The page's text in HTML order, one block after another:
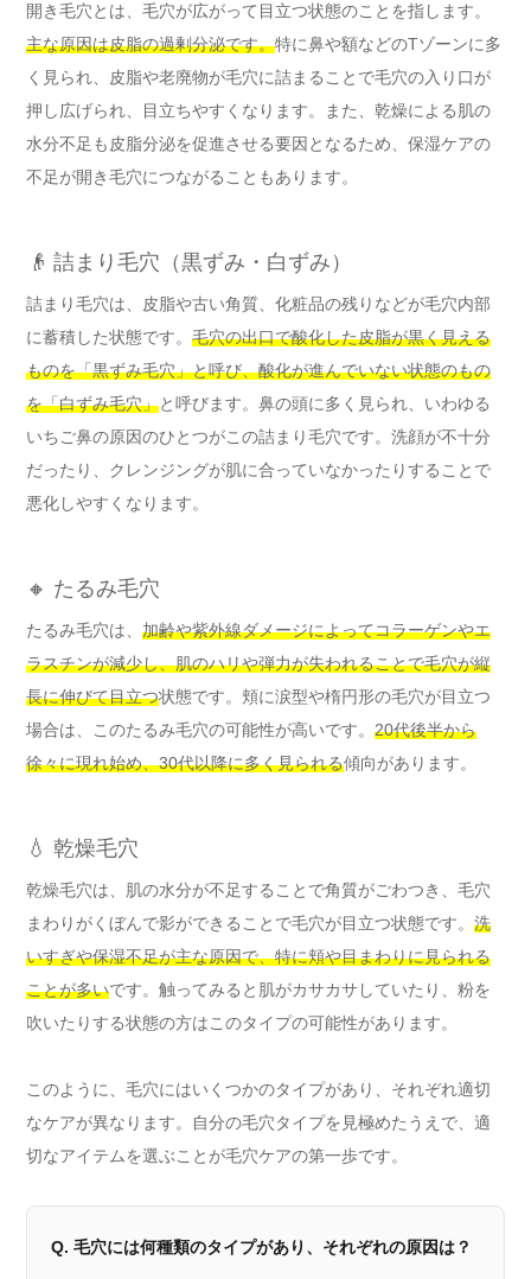
開き毛穴とは、毛穴が広がって目立つ状態のことを指します。
主な原因は皮脂の過剰分泌です。特に鼻や額などのTゾーンに多
く見られ、皮脂や老廃物が毛穴に詰まることで毛穴の入り口が
押し広げられ、目立ちやすくなります。また、乾燥による肌の
水分不足も皮脂分泌を促進させる要因となるため、保湿ケアの
不足が開き毛穴につながることもあります。
👴 詰まり毛穴（黒ずみ・白ずみ）
詰まり毛穴は、皮脂や古い角質、化粧品の残りなどが毛穴内部
に蓄積した状態です。 毛穴の出口で酸化した皮脂が黒く見える
ものを「黒ずみ毛穴」と呼び、酸化が進んでいない状態のもの
を「白ずみ毛穴」と呼びます。鼻の頭に多く見られ、いわゆる
いちご鼻の原因のひとつがこの詰まり毛穴です。洗顔が不十分
だったり、クレンジングが肌に合っていなかったりすることで
悪化しやすくなります。
🔸 たるみ毛穴
たるみ毛穴は、 加齢や紫外線ダメージによってコラーゲンやエ
ラスチンが減少し、肌のハリや弾力が失われることで毛穴が縦
長に伸びて目立つ状態です。頬に涙型や楕円形の毛穴が目立つ
場合は、このたるみ毛穴の可能性が高いです。 20代後半から
徐々に現れ始め、30代以降に多く見られる傾向があります。
💧 乾燥毛穴
乾燥毛穴は、肌の水分が不足することで角質がごわつき、毛穴
まわりがくぼんで影ができることで毛穴が目立つ状態です。 洗
いすぎや保湿不足が主な原因で、特に頬や目まわりに見られる
ことが多いです。触ってみると肌がカサカサしていたり、粉を
吹いたりする状態の方はこのタイプの可能性があります。
このように、毛穴にはいくつかのタイプがあり、それぞれ適切
なケアが異なります。自分の毛穴タイプを見極めたうえで、適
切なアイテムを選ぶことが毛穴ケアの第一歩です。
Q. 毛穴には何種類のタイプがあり、それぞれの原因は？